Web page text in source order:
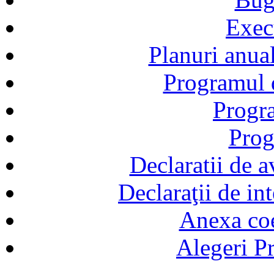
Planuri
Declaratii de
Declaraţii de
Anexa
Alegeri